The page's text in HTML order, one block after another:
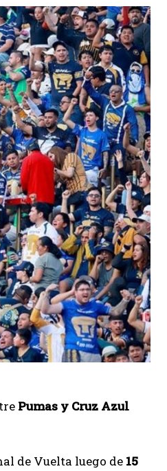
Pumas y Cruz Azul
de Vuelta luego de 15